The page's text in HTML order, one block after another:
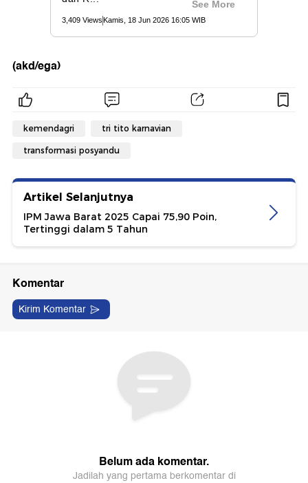
(akd/ega)
kemendagri tri tito karnavian
transformasi posyandu
Artikel Selanjutnya
IPM Jawa Barat 2025 Capai 75,90 Poin,
Tertinggi dalam 5 Tahun